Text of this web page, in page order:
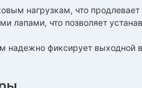
нагрузкам, что
что позволяет
фиксирует выходной